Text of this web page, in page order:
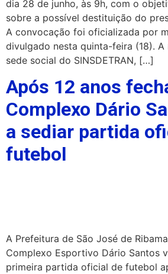
dia 28 de junho, às 9h, com o
sobre a possível destituição do
A convocação foi oficializada por
divulgado nesta quinta-feira (18). A
sede social do SINSDETRAN, […]
Após 12 anos
Complexo Dário
a sediar partida
futebol
A Prefeitura de São José de
Complexo Esportivo Dário Santos
primeira partida oficial de futebol